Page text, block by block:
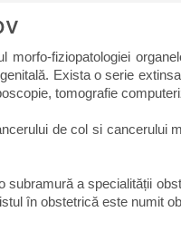
fiziopatologiei
Exista o serie
tomografie
de col si cancerului
a specialității
în obstetrică este numit